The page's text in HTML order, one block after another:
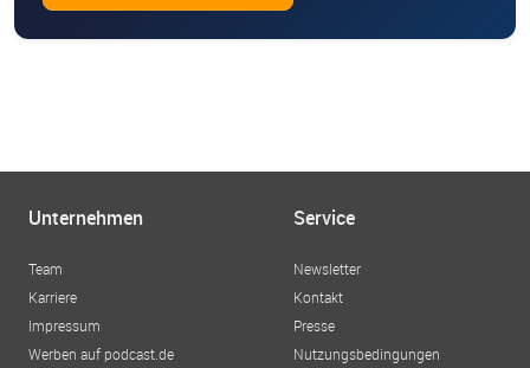
Unternehmen
Team
Karriere
Impressum
Werben auf podcast.de
Service
Newsletter
Kontakt
Presse
Nutzungsbedingungen